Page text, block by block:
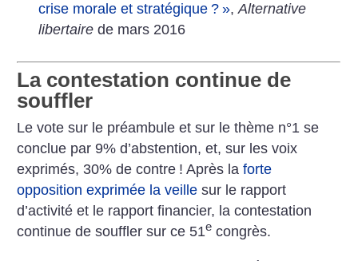
crise morale et stratégique ? »,Alternative
libertairede mars 2016
La contestation continue de
souffler
Le vote sur le préambule et sur le thème n°1 se
conclue par 9% d’abstention, et, sur les voix
exprimés, 30% de contre ! Après laforte
opposition exprimée la veille sur le rapport
d’activité et le rapport financier, la contestation
continue de souffler sur ce 51e congrès.